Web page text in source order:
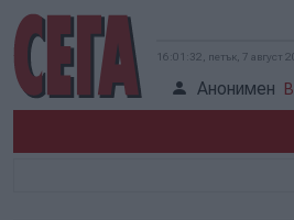
16:01:32, петък, 7 август
Анонимен